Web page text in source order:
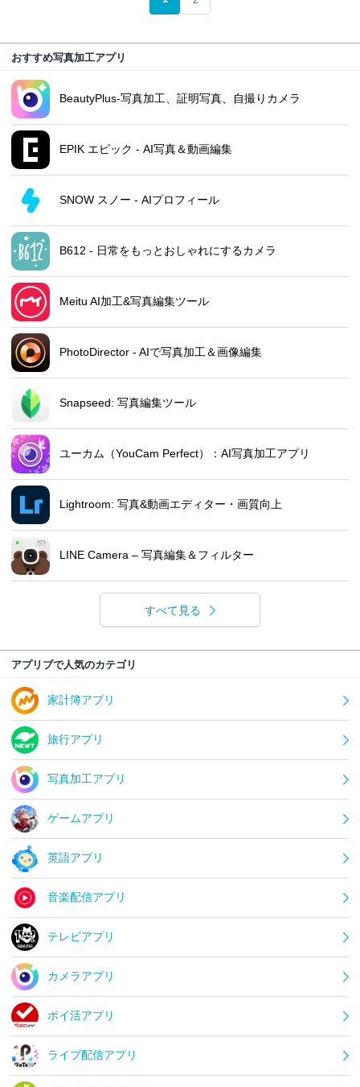
おすすめ写真加工アプリ
BeautyPlus-写真加工、証明写真、自撮りカメラ
EPIK エピック - AI写真＆動画編集
SNOW スノー - AIプロフィール
B612 - 日常をもっとおしゃれにするカメラ
Meitu AI加工&写真編集ツール
PhotoDirector - AIで写真加工＆画像編集
Snapseed: 写真編集ツール
ユーカム（YouCam Perfect）：AI写真加工アプリ
Lightroom: 写真&動画エディター・画質向上
LINE Camera – 写真編集＆フィルター
すべて見る
アプリブで人気のカテゴリ
家計簿アプリ
旅行アプリ
写真加工アプリ
ゲームアプリ
英語アプリ
音楽配信アプリ
テレビアプリ
カメラアプリ
ポイ活アプリ
ライブ配信アプリ